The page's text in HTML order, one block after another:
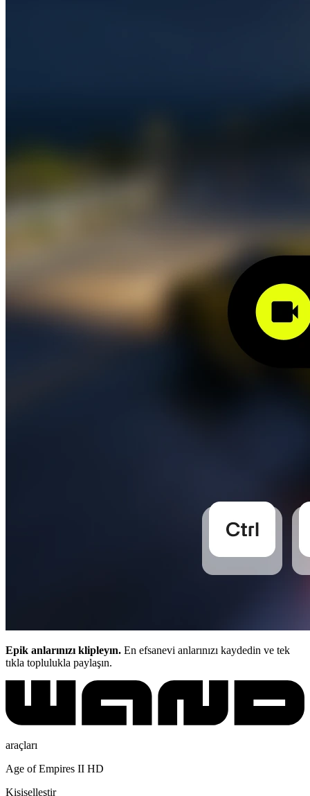
Epik anlarınızı klipleyın. En efsanevi anlarınızı kaydedin ve tek
tıkla toplulukla paylaşın.
araçları
Age of Empires II HD
Kişiselleştir